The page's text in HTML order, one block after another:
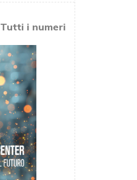
Tutti i numeri